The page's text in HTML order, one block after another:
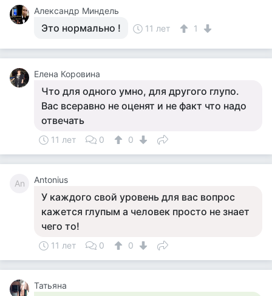
Александр Миндель
Это нормально ! 11 лет 1
Елена Коровина
Что для одного умно, для другого глупо.
Вас всеравно не оценят и не факт что надо
отвечать
11 лет 0 0
An Antonius
У каждого свой уровень для вас вопрос
кажется глупым а человек просто не знает
чего то!
11 лет 0 0
Татьяна